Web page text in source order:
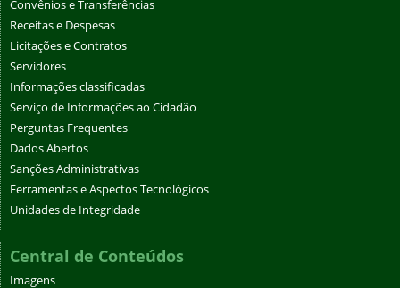
Convênios e Transferências
Receitas e Despesas
Licitações e Contratos
Servidores
Informações classificadas
Serviço de Informações ao Cidadão
Perguntas Frequentes
Dados Abertos
Sanções Administrativas
Ferramentas e Aspectos Tecnológicos
Unidades de Integridade
Central de Conteúdos
Imagens